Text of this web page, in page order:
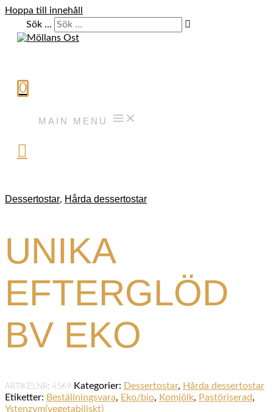
Hoppa till innehåll
Sök …
0
MAIN MENU
Dessertostar, Hårda dessertostar
UNIKA
EFTERGLÖD
BV EKO
ARTIKELNR: 4569 Kategorier: Dessertostar, Hårda dessertostar
Etiketter: Beställningsvara, Eko/bio, Komjölk, Pastöriserad,
Ystenzym(vegetabiliskt)